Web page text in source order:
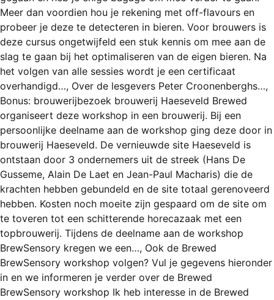
Meer dan voordien hou je rekening met off-flavours en
probeer je deze te detecteren in bieren. Voor brouwers is
deze cursus ongetwijfeld een stuk kennis om mee aan de
slag te gaan bij het optimaliseren van de eigen bieren. Na
het volgen van alle sessies wordt je een certificaat
overhandigd…, Over de lesgevers Peter Croonenberghs…,
Bonus: brouwerijbezoek brouwerij Haeseveld Brewed
organiseert deze workshop in een brouwerij. Bij een
persoonlijke deelname aan de workshop ging deze door in
brouwerij Haeseveld. De vernieuwde site Haeseveld is
ontstaan door 3 ondernemers uit de streek (Hans De
Gusseme, Alain De Laet en Jean-Paul Macharis) die de
krachten hebben gebundeld en de site totaal gerenoveerd
hebben. Kosten noch moeite zijn gespaard om de site om
te toveren tot een schitterende horecazaak met een
topbrouwerij. Tijdens de deelname aan de workshop
BrewSensory kregen we een…, Ook de Brewed
BrewSensory workshop volgen? Vul je gegevens hieronder
in en we informeren je verder over de Brewed
BrewSensory workshop Ik heb interesse in de Brewed